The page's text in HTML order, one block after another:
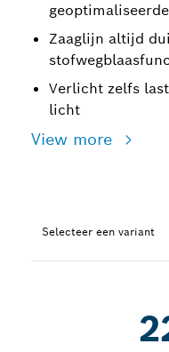
Zaaglijn altijd
Verlicht zelfs
licht
View more
Selecteer een variant